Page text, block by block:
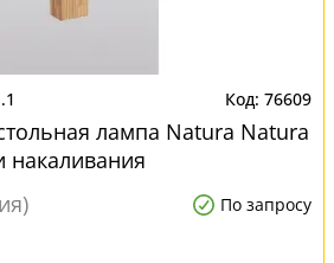
76609
лампа Natura Natura
накаливания
По запросу